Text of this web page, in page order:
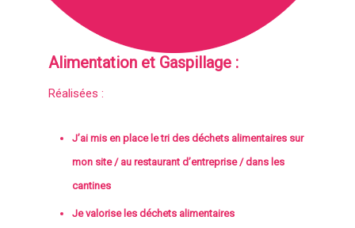
Alimentation et Gaspillage :
Réalisées :
J’ai mis en place le tri des déchets alimentaires sur
mon site / au restaurant d’entreprise / dans les
cantines
Je valorise les déchets alimentaires